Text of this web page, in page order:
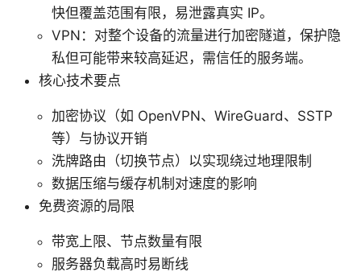
快但覆盖范围有限，易泄露真实 IP。
VPN：对整个设备的流量进行加密隧道，保护隐
私但可能带来较高延迟，需信任的服务端。
核心技术要点
加密协议（如 OpenVPN、WireGuard、SSTP
等）与协议开销
洗牌路由（切换节点）以实现绕过地理限制
数据压缩与缓存机制对速度的影响
免费资源的局限
带宽上限、节点数量有限
服务器负载高时易断线